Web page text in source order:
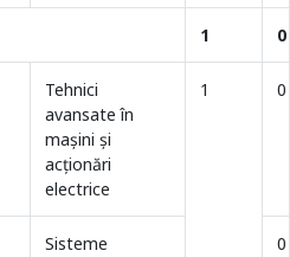
1 0
Tehnici
avansate în
maşini şi
acţionări
electrice
1 0
Sisteme 0